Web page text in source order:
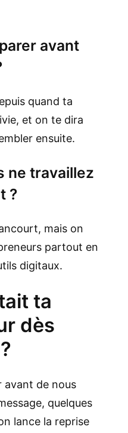
avant
quand ta
et on te dira
ensuite.
ne travaillez
?
mais on
partout en
digitaux.
ta
dès
avant de nous
quelques
lance la reprise